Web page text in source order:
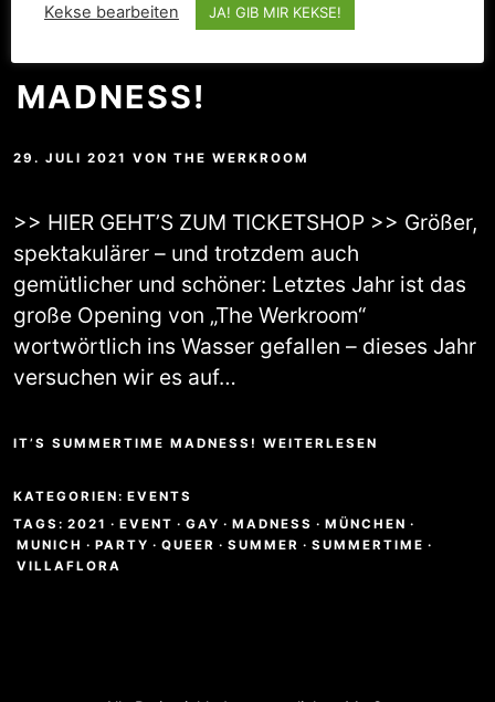
MADNESS!
29. JULI 2021 VON THE WERKROOM
>> HIER GEHT’S ZUM TICKETSHOP >> Größer,
spektakulärer – und trotzdem auch
gemütlicher und schöner: Letztes Jahr ist das
große Opening von „The Werkroom“
wortwörtlich ins Wasser gefallen – dieses Jahr
versuchen wir es auf…
IT’S SUMMERTIME MADNESS! WEITERLESEN
KATEGORIEN: EVENTS
TAGS: 2021 · EVENT · GAY · MADNESS · MÜNCHEN ·
MUNICH · PARTY · QUEER · SUMMER · SUMMERTIME ·
VILLAFLORA
Kekse bearbeiten JA! GIB MIR KEKSE!